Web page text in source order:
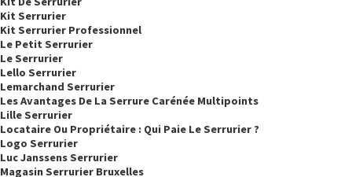
Kit Serrurier
Kit Serrurier Professionnel
Le Petit Serrurier
Le Serrurier
Lello Serrurier
Lemarchand Serrurier
Les Avantages De La Serrure Carénée Multipoints
Lille Serrurier
Locataire Ou Propriétaire : Qui Paie Le Serrurier ?
Logo Serrurier
Luc Janssens Serrurier
Magasin Serrurier Bruxelles